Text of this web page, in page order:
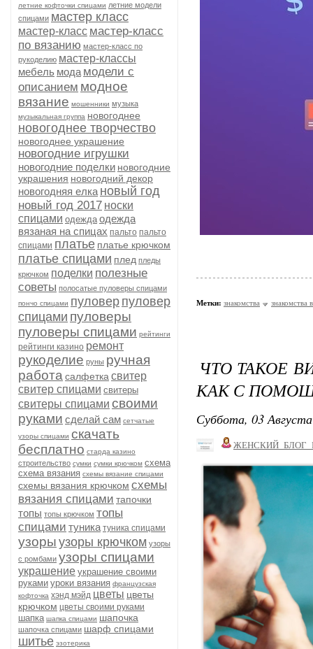
летние кофточки спицами летние модели
спицами мастер класс
мастер-класс мастер-класс
по вязанию мастер-класс по
рукоделию мастер-классы
мебель мода модели с
описанием модное
вязание мошенники музыка
музыкальная группа новогоднее
новогоднее творчество
новогоднее украшение
новогодние игрушки
новогодние поделки новогодние
украшения новогодний декор
новогодняя елка новый год
новый год 2017 носки
спицами одежда одежда
вязаная на спицах пальто пальто
спицами платье платье крючком
платье спицами плед пледы
крючком поделки полезные
советы полосатые пуловеры спицами
пончо спицами пуловер пуловер
спицами пуловеры
пуловеры спицами рейтинги
рейтинги казино ремонт
рукоделие руны ручная
работа салфетка свитер
свитер спицами свитеры
свитеры спицами своими
руками сделай сам сетчатые
узоры спицами скачать
бесплатно старда казино
строительство сумки сумки крючком схема
схема вязания схемы вязание спицами
схемы вязания крючком схемы
вязания спицами тапочки
топы топы крючком топы
спицами туника туника спицами
узоры узоры крючком узоры
с ромбами узоры спицами
украшение украшение своими
руками уроки вязания французская
кофточка хэнд мэйд цветы цветы
крючком цветы своими руками
шапка шапка спицами шапочка
шапочка спицами шарф спицами
шитье эзотерика
Метки: знакомства знакомства
ЧТО ТАКОЕ
КАК С
Суббота, 03